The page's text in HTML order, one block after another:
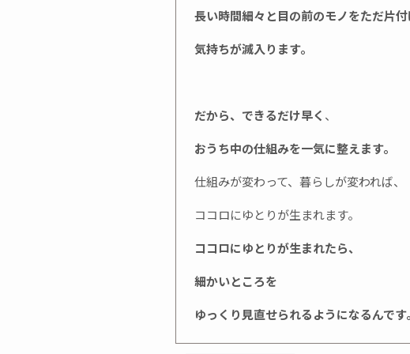
長い時間細々と目の前のモノをただ片
気持ちが滅入ります。
だから、できるだけ早く 、
おうち中の仕組みを一気に整えます。
仕組みが変わって、暮らしが変われば、
ココロにゆとりが生まれます。
ココロにゆとりが生まれたら、
細かいところを
ゆっくり見直せられるようになるんです。